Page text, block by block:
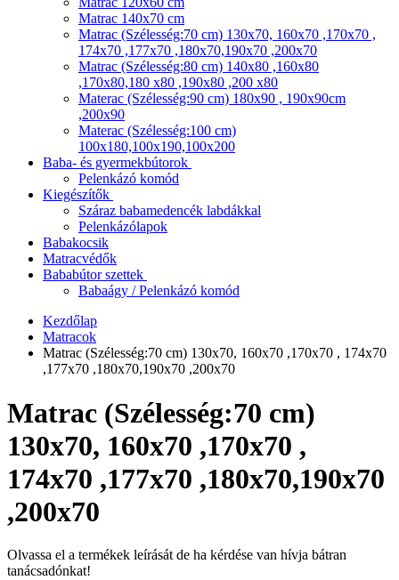
Matrac 140x70 cm
Matrac (Szélesség:70 cm) 130x70, 160x70 ,170x70 ,
174x70 ,177x70 ,180x70,190x70 ,200x70
Matrac (Szélesség:80 cm) 140x80 ,160x80
,170x80,180 x80 ,190x80 ,200 x80
Materac (Szélesség:90 cm) 180x90 , 190x90cm
,200x90
Materac (Szélesség:100 cm)
100x180,100x190,100x200
Baba- és gyermekbútorok
Pelenkázó komód
Kiegészítők
Száraz babamedencék labdákkal
Pelenkázólapok
Babakocsik
Matracvédők
Bababútor szettek
Babaágy / Pelenkázó komód
Kezdőlap
Matracok
Matrac (Szélesség:70 cm) 130x70, 160x70 ,170x70 , 174x70
,177x70 ,180x70,190x70 ,200x70
Matrac (Szélesség:70 cm)
130x70, 160x70 ,170x70 ,
174x70 ,177x70 ,180x70,190x70
,200x70
Olvassa el a termékek leírását de ha kérdése van hívja bátran
tanácsadónkat!